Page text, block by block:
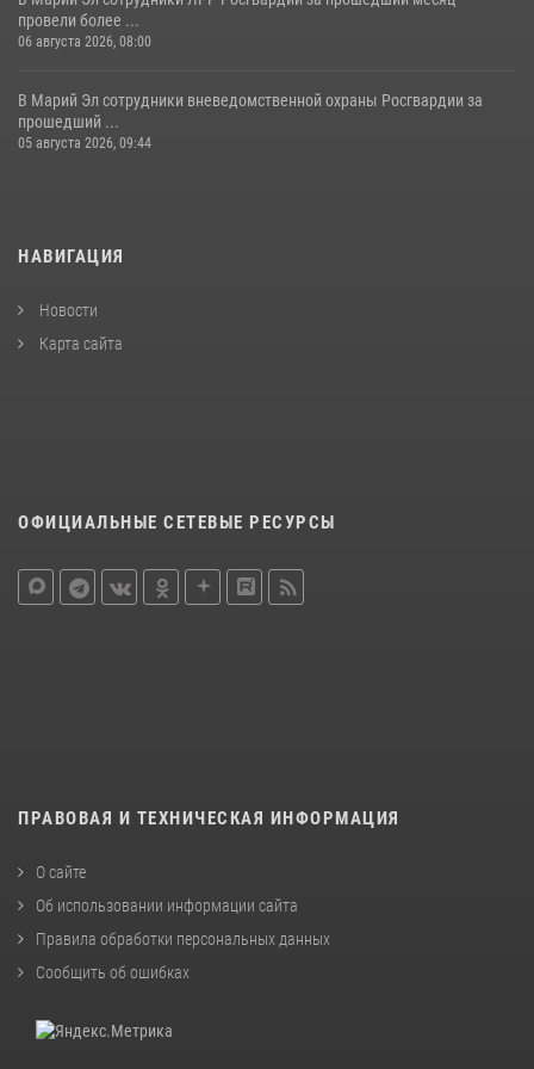
провели более ...
06 августа 2026, 08:00
В Марий Эл сотрудники вневедомственной охраны Росгвардии за
прошедший ...
05 августа 2026, 09:44
НАВИГАЦИЯ
Новости
Карта сайта
ОФИЦИАЛЬНЫЕ СЕТЕВЫЕ РЕСУРСЫ
ПРАВОВАЯ И ТЕХНИЧЕСКАЯ ИНФОРМАЦИЯ
О сайте
Об использовании информации сайта
Правила обработки персональных данных
Сообщить об ошибках